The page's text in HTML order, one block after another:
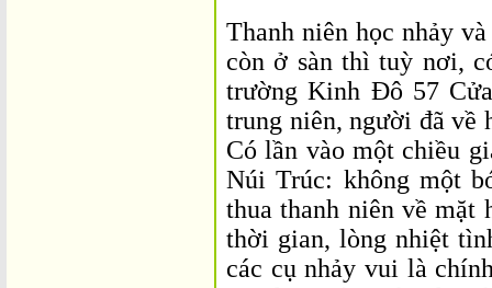
Thanh niên học nhảy
còn ở sàn thì tuỳ nơi,
trường Kinh Đô 57
trung niên, người đã về
Có lần vào một chiều
Núi Trúc: không một
thua thanh niên về mặt
thời gian, lòng nhiệt
các cụ nhảy vui là